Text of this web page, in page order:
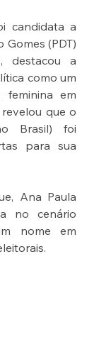
candidata a
(PDT)
destacou a
como um
feminina em
que o
Brasil) foi
para sua
Ana Paula
no cenário
nome em